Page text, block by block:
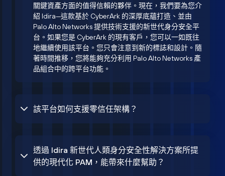
關鍵資產方面的值得信賴的夥伴。現在，我們要為您介
紹 Idira—這款基於 CyberArk 的深厚底蘊打造、並由
Palo Alto Networks 提供技術支援的新世代身分安全平
台。如果您是 CyberArk 的現有客戶，您可以一如既往
地繼續使用該平台。您只會注意到新的標誌和設計。隨
著時間推移，您將能夠充分利用 Palo Alto Networks 產
品組合中的跨平台功能。
該平台如何支援零信任架構？
透過 Idira 新世代人類身分安全性解決方案所提
供的現代化 PAM，能帶來什麼幫助？